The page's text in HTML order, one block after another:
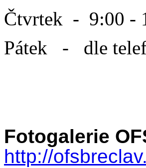
Čtvrtek - 9:00 -
Pátek - dle
Fotogalerie
http://